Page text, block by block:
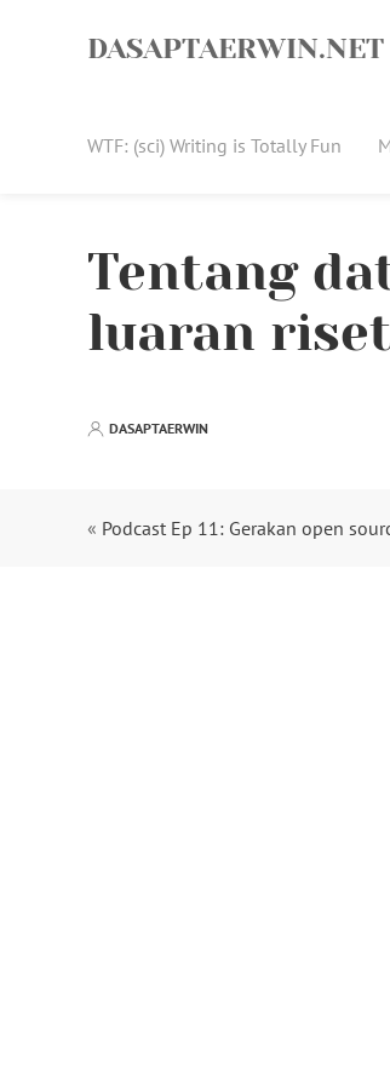
DASAPTAERWIN.NET
WTF: (sci) Writing is Totally Fun
Tentang
luaran
DASAPTAERWIN
« Podcast Ep 11: Gerakan open